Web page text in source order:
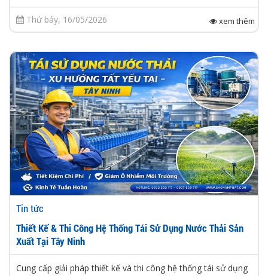
Thứ bảy, 16/05/2026 xem thêm
Tin tức
Thiết Kế & Thi Công Hệ Thống Tái Sử Dụng Nước Thải Sản
Xuất Tại Tây Ninh
Cung cấp giải pháp thiết kế và thi công hệ thống tái sử dụng